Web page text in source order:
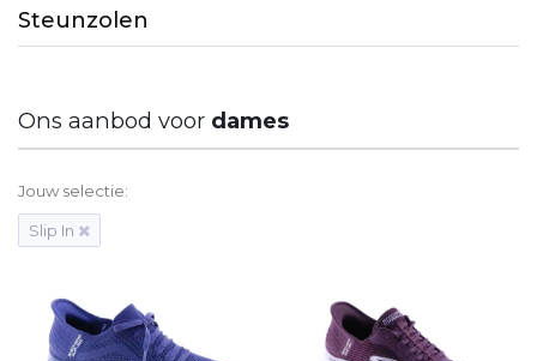
Steunzolen
Ons aanbod voor dames
Jouw selectie:
Slip In